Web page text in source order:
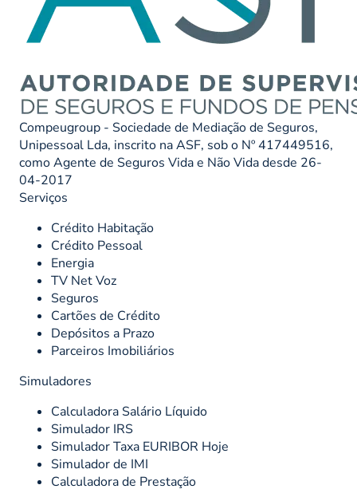
Compeugroup - Sociedade de Mediação de Seguros,
Unipessoal Lda, inscrito na ASF, sob o Nº 417449516,
como Agente de Seguros Vida e Não Vida desde 26-
04-2017
Serviços
Crédito Habitação
Crédito Pessoal
Energia
TV Net Voz
Seguros
Cartões de Crédito
Depósitos a Prazo
Parceiros Imobiliários
Simuladores
Calculadora Salário Líquido
Simulador IRS
Simulador Taxa EURIBOR Hoje
Simulador de IMI
Calculadora de Prestação